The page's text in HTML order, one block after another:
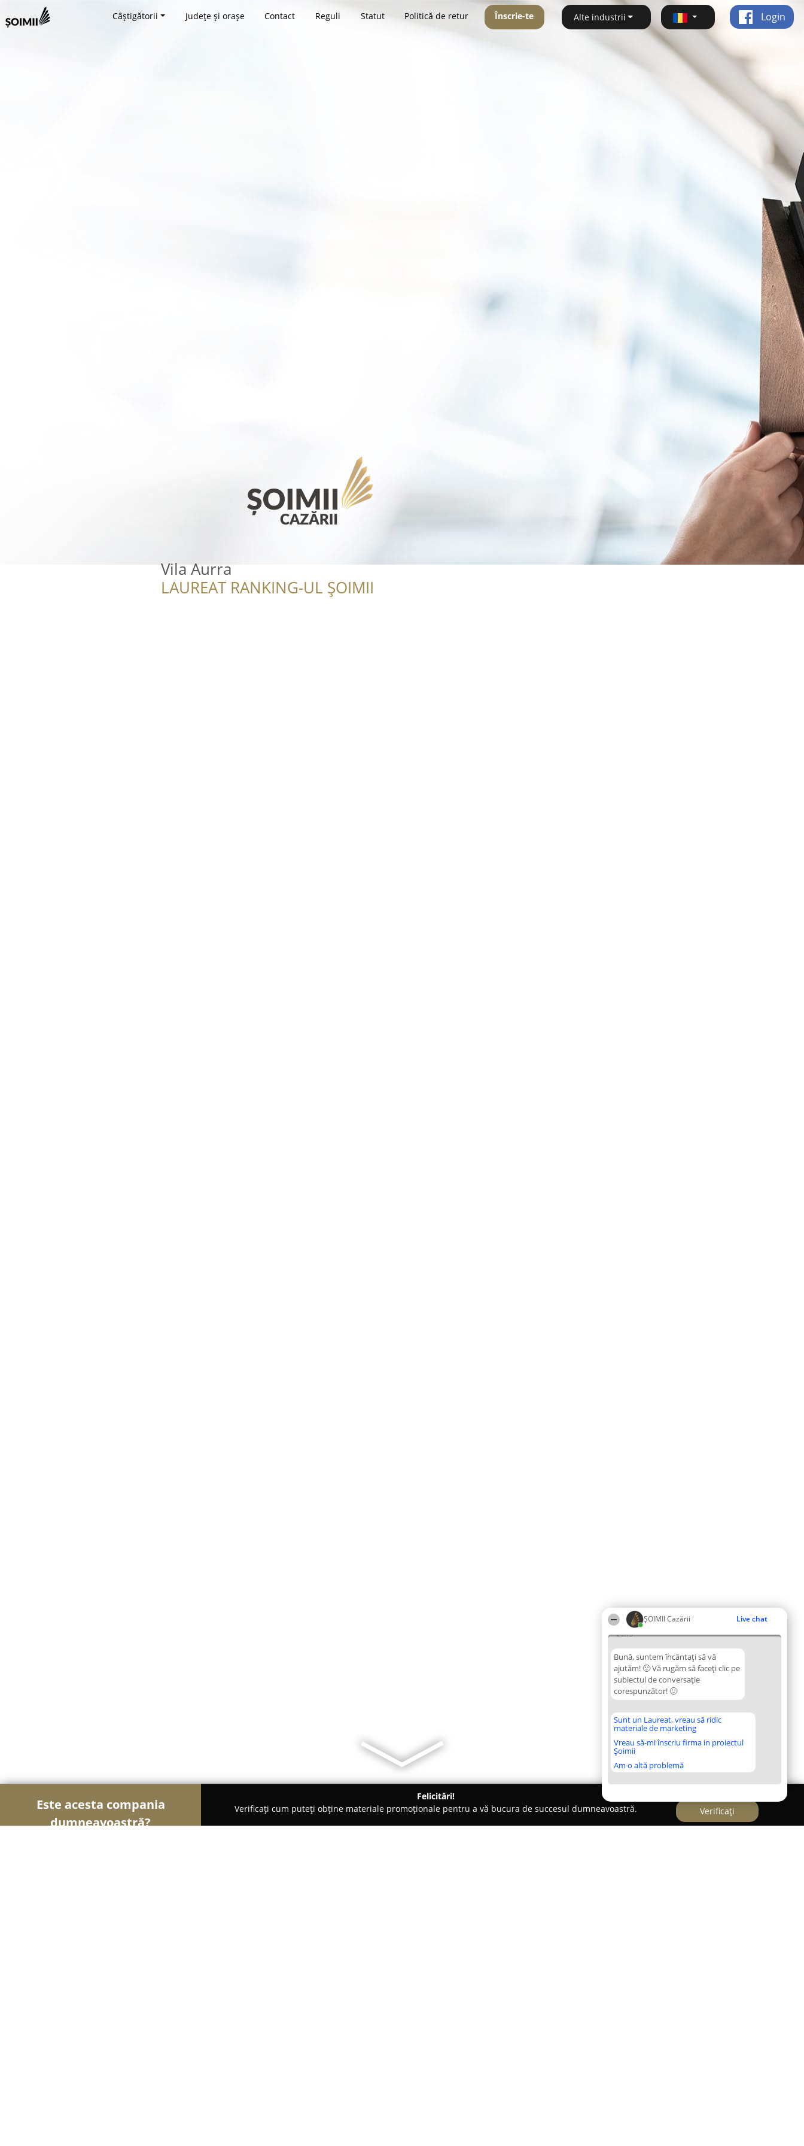
ȘOIMII Cazării Live chat
20:13
Bună, suntem încântați să vă
ajutăm! 🙂 Vă rugăm să faceți clic pe
subiectul de conversație
corespunzător! 🙂
Sunt un Laureat, vreau să ridic
materiale de marketing
Vreau să-mi înscriu firma in proiectul
Șoimii
Am o altă problemă
Câștigătorii Județe și orașe Contact Reguli Statut Politică de retur Înscrie-te Alte industrii Login
Vila Aurra
LAUREAT RANKING-UL ȘOIMII
Este acesta compania
dumneavoastră?
Felicitări!
Verificați cum puteți obține materiale promoționale pentru a vă bucura de succesul dumneavoastră.
Verificați